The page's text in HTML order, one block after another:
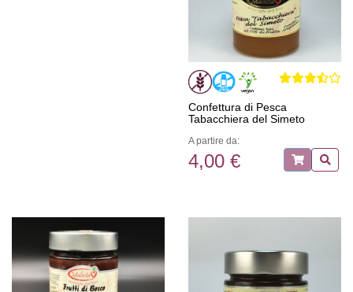
Confettura di Pesca
Tabacchiera del Simeto
A partire da:
4,00 €